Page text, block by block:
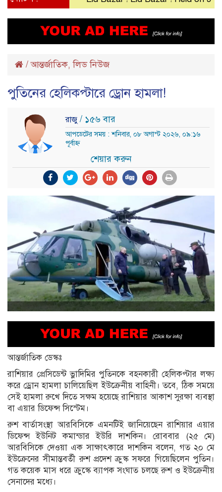
/আন্তর্জাতিক,লিড নিউজ
পুতিনের হেলিকপ্টারে ড্রোন হামলা!
রাজু / ১৫৬ বার
আপডেটের সময় : শনিবার, ০৮ অগাস্ট ২০২৬, ০৯:১৬
পূর্বাহ্ন
শেয়ার করুন
আন্তর্জাতিক ডেস্কঃ
রাশিয়ার প্রেসিডেন্ট ভ্লাদিমির পুতিনকে বহনকারী হেলিকপ্টার লক্ষ্য
করে ড্রোন হামলা চালিয়েছিল ইউক্রেনীয় বাহিনী। তবে, ঠিক সময়ে
সেই হামলা রুখে দিতে সক্ষম হয়েছে রাশিয়ার আকাশ সুরক্ষা ব্যবস্থা
বা এয়ার ডিফেন্স সিস্টেম।
রুশ বার্তাসংস্থা আরবিসিকে এমনটিই জানিয়েছেন রাশিয়ার এয়ার
ডিফেন্স ইউনিট কমান্ডার ইউরি দাশকিন। রোববার (২৫ মে)
আরবিসিকে দেওয়া এক সাক্ষাৎকারে দাশকিন বলেন, গত ২০ মে
ইউক্রেনের সীমান্তবর্তী রুশ প্রদেশ ক্রুস্ক সফরে গিয়েছিলেন পুতিন।
গত কয়েক মাস ধরে ক্রুস্কে ব্যাপক সংঘাত চলছে রুশ ও ইউক্রেনীয়
সেনাদের মধ্যে।